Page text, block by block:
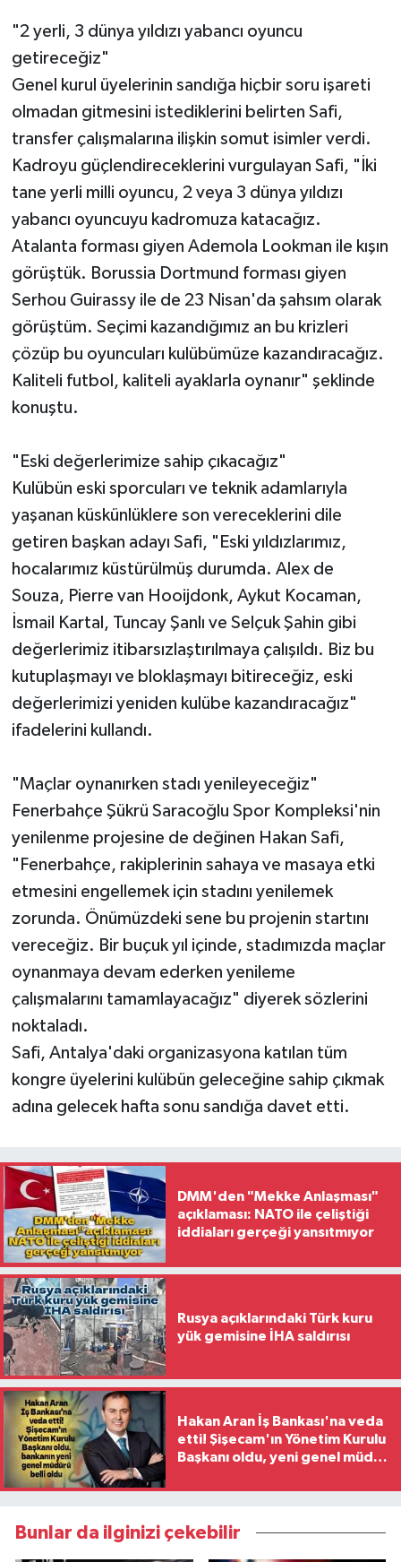
"2 yerli, 3 dünya yıldızı yabancı oyuncu
getireceğiz"
Genel kurul üyelerinin sandığa hiçbir soru işareti
olmadan gitmesini istediklerini belirten Safi,
transfer çalışmalarına ilişkin somut isimler verdi.
Kadroyu güçlendireceklerini vurgulayan Safi, "İki
tane yerli milli oyuncu, 2 veya 3 dünya yıldızı
yabancı oyuncuyu kadromuza katacağız.
Atalanta forması giyen Ademola Lookman ile kışın
görüştük. Borussia Dortmund forması giyen
Serhou Guirassy ile de 23 Nisan'da şahsım olarak
görüştüm. Seçimi kazandığımız an bu krizleri
çözüp bu oyuncuları kulübümüze kazandıracağız.
Kaliteli futbol, kaliteli ayaklarla oynanır" şeklinde
konuştu.
"Eski değerlerimize sahip çıkacağız"
Kulübün eski sporcuları ve teknik adamlarıyla
yaşanan küskünlüklere son vereceklerini dile
getiren başkan adayı Safi, "Eski yıldızlarımız,
hocalarımız küstürülmüş durumda. Alex de
Souza, Pierre van Hooijdonk, Aykut Kocaman,
İsmail Kartal, Tuncay Şanlı ve Selçuk Şahin gibi
değerlerimiz itibarsızlaştırılmaya çalışıldı. Biz bu
kutuplaşmayı ve bloklaşmayı bitireceğiz, eski
değerlerimizi yeniden kulübe kazandıracağız"
ifadelerini kullandı.
"Maçlar oynanırken stadı yenileyeceğiz"
Fenerbahçe Şükrü Saracoğlu Spor Kompleksi'nin
yenilenme projesine de değinen Hakan Safi,
"Fenerbahçe, rakiplerinin sahaya ve masaya etki
etmesini engellemek için stadını yenilemek
zorunda. Önümüzdeki sene bu projenin startını
vereceğiz. Bir buçuk yıl içinde, stadımızda maçlar
oynanmaya devam ederken yenileme
çalışmalarını tamamlayacağız" diyerek sözlerini
noktaladı.
Safi, Antalya'daki organizasyona katılan tüm
kongre üyelerini kulübün geleceğine sahip çıkmak
adına gelecek hafta sonu sandığa davet etti.
DMM'den "Mekke Anlaşması"
açıklaması: NATO ile çeliştiği
iddiaları gerçeği yansıtmıyor
Rusya açıklarındaki Türk kuru
yük gemisine İHA saldırısı
Hakan Aran İş Bankası'na veda
etti! Şişecam'ın Yönetim Kurulu
Başkanı oldu, yeni genel müdür
Bunlar da ilginizi çekebilir